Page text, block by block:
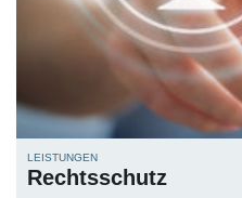
LEISTUNGEN
Rechtsschutz